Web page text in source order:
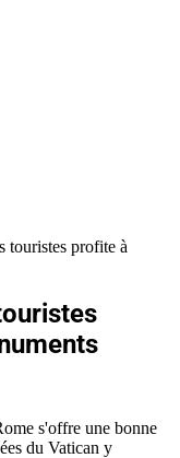
touristes profite à
s'offre une bonne
du Vatican y